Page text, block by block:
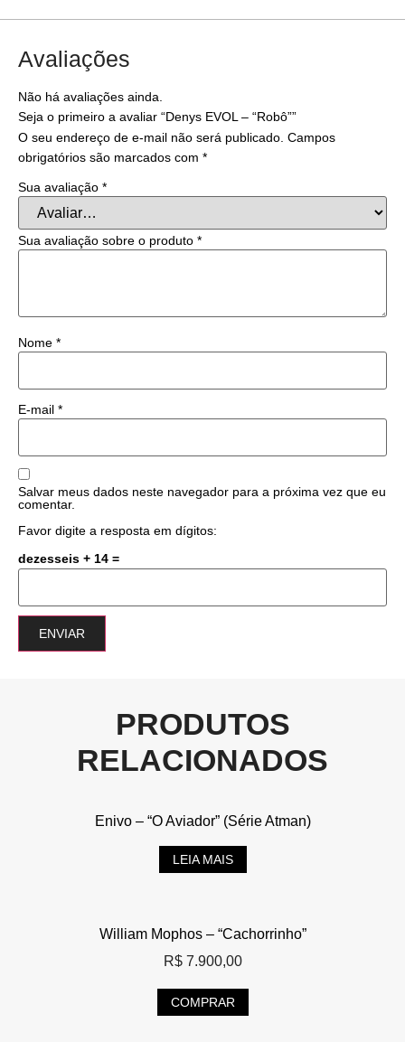
Avaliações
Não há avaliações ainda.
Seja o primeiro a avaliar “Denys EVOL – “Robô””
O seu endereço de e-mail não será publicado. Campos
obrigatórios são marcados com *
Sua avaliação *
Sua avaliação sobre o produto *
Nome *
E-mail *
Salvar meus dados neste navegador para a próxima vez que eu
comentar.
Favor digite a resposta em dígitos:
dezesseis + 14 =
PRODUTOS
RELACIONADOS
Enivo – “O Aviador” (Série Atman)
LEIA MAIS
William Mophos – “Cachorrinho”
R$7.900,00
COMPRAR